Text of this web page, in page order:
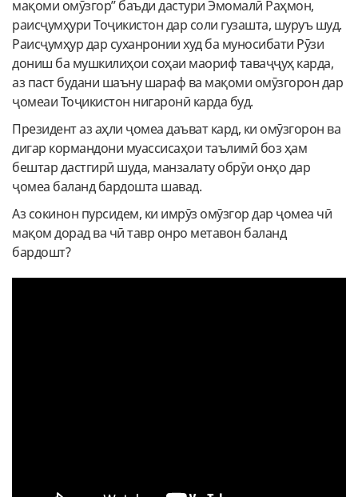
мақоми омӯзгор” баъди дастури Эмомалӣ Раҳмон,
раисҷумҳури Тоҷикистон дар соли гузашта, шуруъ шуд.
Раисҷумҳур дар суханронии худ ба муносибати Рӯзи
дониш ба мушкилиҳои соҳаи маориф таваҷҷуҳ карда,
аз паст будани шаъну шараф ва мақоми омӯзгорон дар
ҷомеаи Тоҷикистон нигаронӣ карда буд.
Президент аз аҳли ҷомеа даъват кард, ки омӯзгорон ва
дигар кормандони муассисаҳои таълимӣ боз ҳам
бештар дастгирӣ шуда, манзалату обрӯи онҳо дар
ҷомеа баланд бардошта шавад.
Аз сокинон пурсидем, ки имрӯз омӯзгор дар ҷомеа чӣ
мақом дорад ва чӣ тавр онро метавон баланд
бардошт?